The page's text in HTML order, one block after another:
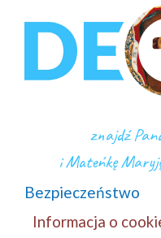
znajdź
i Mateńkę
Bezpieczeństwo
Informacja o